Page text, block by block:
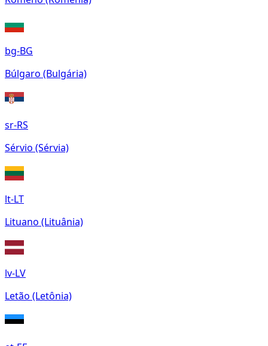
bg-BG
Búlgaro (Bulgária)
sr-RS
Sérvio (Sérvia)
lt-LT
Lituano (Lituânia)
lv-LV
Letão (Letônia)